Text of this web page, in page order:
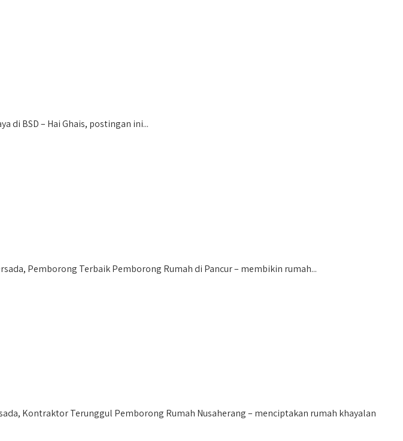
di BSD – Hai Ghais, postingan ini...
Pemborong Terbaik Pemborong Rumah di Pancur – membikin rumah...
Kontraktor Terunggul Pemborong Rumah Nusaherang – menciptakan rumah khayalan